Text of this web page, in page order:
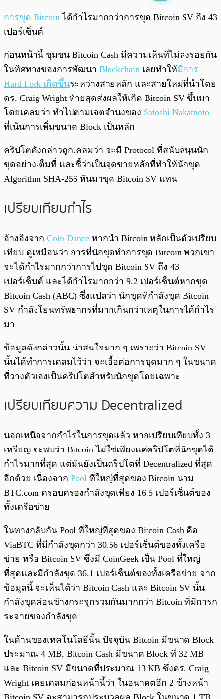
0:00
การขุด Bitcoin ได้กำไรมากกว่าการขุด Bitcoin SV ถึง 43
เปอร์เซ็นต์
ก่อนหน้านี้ ชุมชน Bitcoin Cash มีความเห็นที่ไม่ลงรอยกัน
ในทิศทางของการพัฒนา Blockchain เลยทำให้มีการ
Hard Fork เกิดขึ้นระหว่างสายหลัก และสายใหม่ที่นำโดย
ดร. Craig Wright ท้ายสุดส่งผลให้เกิด Bitcoin SV ขึ้นมา
โดยเคลมว่า ทำไปตามเจตจำนงของ Satoshi Nakamoto
ที่เน้นการเพิ่มขนาด Block เป็นหลัก
คริปโตดังกล่าวถูกเคลมว่า จะมี Protocol ที่สนับสนุนนัก
ขุดอย่างเต็มที่ และชี้ว่าเป็นจุดขายหลักที่ทำให้นักขุด
Algorithm SHA-256 หันมาขุด Bitcoin SV แทน
เปรียบเทียบกำไร
อ้างอิงจาก Coin Dance หากนำ Bitcoin หลักเป็นตัวเปรียบ
เทียบ ดูเหมือนว่า การที่นักขุดทำการขุด Bitcoin พวกเขา
จะได้กำไรมากกว่าการไปขุด Bitcoin SV ถึง 43
เปอร์เซ็นต์ และได้กำไรมากกว่า 9.2 เปอร์เซ็นต์หากขุด
Bitcoin Cash (ABC) ซึ่งแปลว่า นักขุดที่กำลังขุด Bitcoin
SV กำลังโยนทรัพยากรที่มากเกินกว่าเหตุในการได้กำไร
มา
ข้อมูลดังกล่าวนั้น น่าสนใจมาก ๆ เพราะว่า Bitcoin SV
นั้นได้ทำการเคลมไว้ว่า จะเอื้อต่อการขุดมาก ๆ ในขนาด
ที่วางตัวเองเป็นคริปโตสำหรับนักขุดโดยเฉพาะ
เปรียบเทียบความ Decentralized
นอกเหนือจากกำไรในการขุดแล้ว หากเปรียบเทียบทั้ง 3
เหรียญ จะพบว่า Bitcoin ไม่ใช่เพียงแค่คริปโตที่นักขุดได้
กำไรมากที่สุด แต่มันยังเป็นคริปโตที่ Decentralized ที่สุด
อีกด้วย เนื่องจาก Pool ที่ใหญ่ที่สุดของ Bitcoin นาม
BTC.com ครอบครองกำลังขุดเพียง 16.5 เปอร์เซ็นต์ของ
ทั้งเครือข่าย
ในทางกลับกัน Pool ที่ใหญ่ที่สุดของ Bitcoin Cash คือ
ViaBTC ที่มีกำลังขุดกว่า 30.56 เปอร์เซ็นต์ของทั้งเครือ
ข่าย หรือ Bitcoin SV ซึ่งมี CoinGeek เป็น Pool ที่ใหญ่
ที่สุดและมีกำลังขุด 36.1 เปอร์เซ็นต์ของทั้งเครือข่าย จาก
ข้อมูลนี้ จะเห็นได้ว่า Bitcoin Cash และ Bitcoin SV นั้น
กำลังขุดค่อนข้างกระจุกรวมกันมากกว่า Bitcoin ที่มีการก
ระจายของกำลังขุด
ในด้านของเทคโนโลยีนั้น ปัจจุบัน Bitcoin มีขนาด Block
ประมาณ 4 MB, Bitcoin Cash มีขนาด Block ที่ 32 MB
และ Bitcoin SV มีขนาดที่ประมาณ 13 KB ซึ่งดร. Craig
Wright เคยเคลมก่อนหน้านี้ว่า ในอนาคตอีก 2 ข้างหน้า